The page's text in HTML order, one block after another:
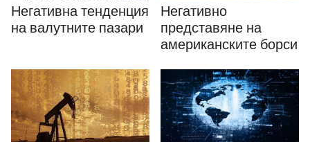
Негативна тенденция
на валутните пазари
Негативно
представяне на
американските борси